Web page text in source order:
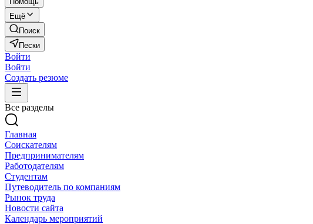
Ещё
Поиск
Пески
Войти
Войти
Создать резюме
Все разделы
Главная
Соискателям
Предпринимателям
Работодателям
Студентам
Путеводитель по компаниям
Рынок труда
Новости сайта
Календарь мероприятий